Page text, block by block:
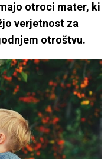
otroci mater, ki
verjetnost za
otroštvu.